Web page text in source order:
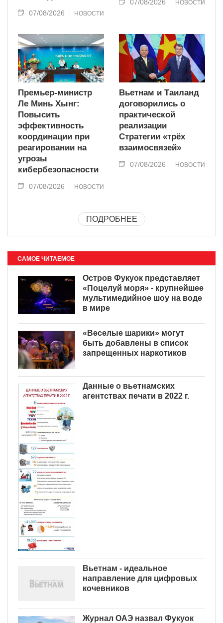
07/08/2026 НОВОСТИ
07/08/2026 НОВОСТИ
Премьер-министр
Ле Минь Хынг:
Повысить
эффективность
координации при
реагировании на
угрозы
кибербезопасности
07/08/2026 НОВОСТИ
Вьетнам и Таиланд
договорились о
практической
реализации
Стратегии «трёх
взаимосвязей»
07/08/2026 НОВОСТИ
ПОДРОБНЕЕ
САМОЕ ЧИТАЕМОЕ
Остров Фукуок представляет
«Поцелуй моря» - крупнейшее
мультимедийное шоу на воде
в мире
«Веселые шарики» могут
быть добавлены в список
запрещенных наркотиков
Данные о вьетнамских
агентствах печати в 2022 г.
Вьетнам - идеальное
направление для цифровых
кочевников
Журнал ОАЭ назвал Фукуок